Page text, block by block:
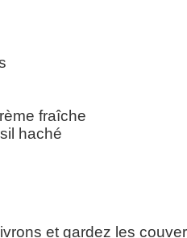
fraîche
haché
et gardez les